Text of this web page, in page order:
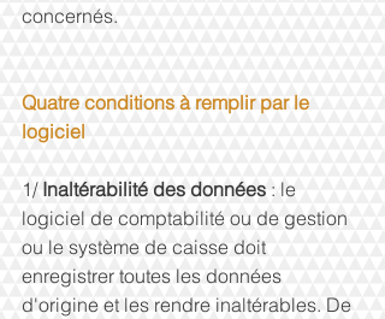
concernés.
Quatre conditions à remplir par le
logiciel
1/ Inaltérabilité des données : le
logiciel de comptabilité ou de gestion
ou le système de caisse doit
enregistrer toutes les données
d'origine et les rendre inaltérables. De